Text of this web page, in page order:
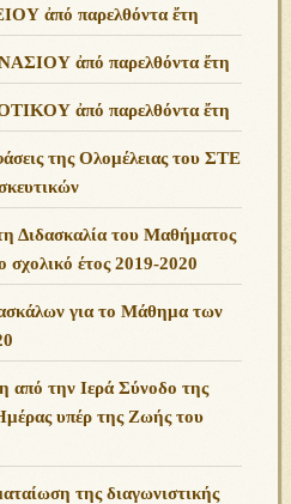
ἀπό παρελθόντα ἔτη
ἀπό παρελθόντα ἔτη
ἀπό παρελθόντα ἔτη
της Ολομέλειας του ΣΤΕ
Διδασκαλία του Μαθήματος
έτος 2019-2020
για το Μάθημα των
από την Ιερά Σύνοδο της
υπέρ της Ζωής του
της διαγωνιστικής